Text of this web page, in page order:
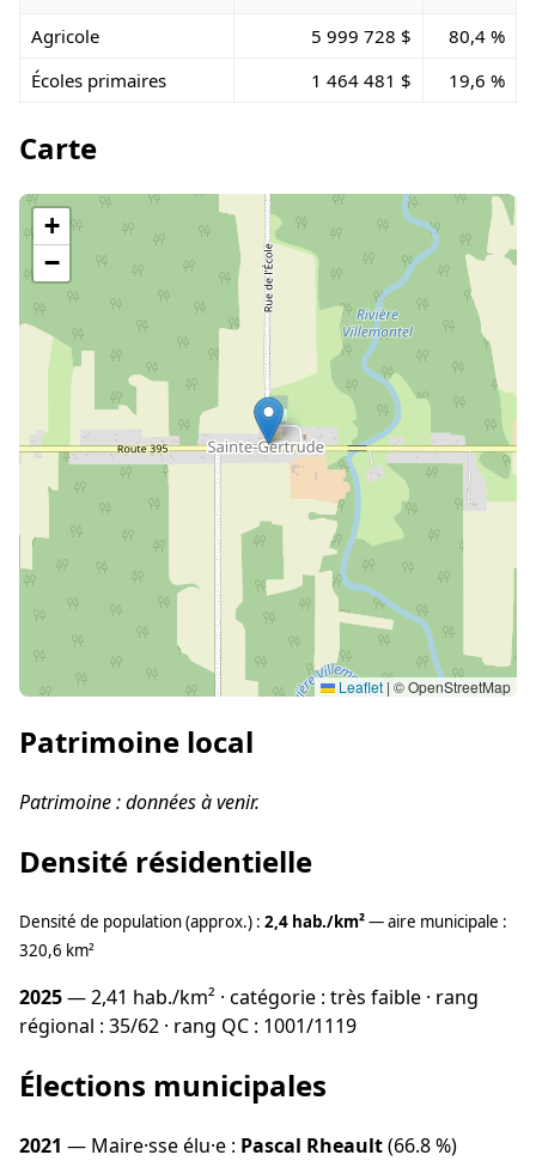
Agricole
5 999 728 $
80,4 %
Écoles primaires
1 464 481 $ 19,6 %
Carte
+
−
Leaflet | © OpenStreetMap
Patrimoine local
Patrimoine : données à venir.
Densité résidentielle
Densité de population (approx.) : 2,4 hab./km²— aire municipale :
320,6 km²
2025— 2,41 hab./km² · catégorie : très faible · rang
régional : 35/62 · rang QC : 1001/1119
Élections municipales
2021 — Maire·sse élu·e : Pascal Rheault(66.8 %)